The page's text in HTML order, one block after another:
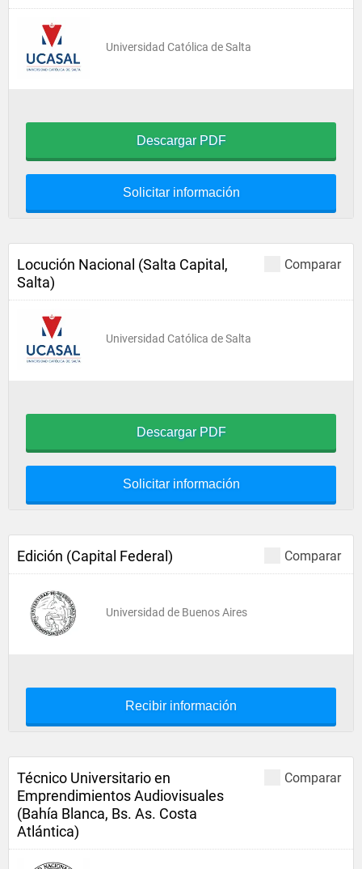
Universidad Católica de Salta
Descargar PDF
Solicitar información
Comparar
Locución Nacional (Salta Capital,
Salta)
Universidad Católica de Salta
Descargar PDF
Solicitar información
Comparar
Edición (Capital Federal)
Universidad de Buenos Aires
Recibir información
Comparar
Técnico Universitario en
Emprendimientos Audiovisuales
(Bahía Blanca, Bs. As. Costa
Atlántica)